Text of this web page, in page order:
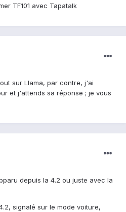
TF101 avec Tapatalk
sur Llama, par contre, j'ai
et j'attends sa réponse ; je vous
depuis la 4.2 ou juste avec la
signalé sur le mode voiture,